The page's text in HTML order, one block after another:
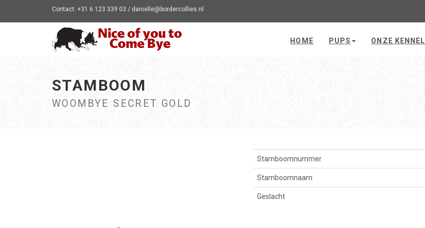
Contact: +31 6 123 339 03 / danielle@bordercollies.nl
HOME PUPS ONZE KENNEL
STAMBOOM
WOOMBYE SECRET GOLD
Stamboomnummer
Stamboomnaam
Geslacht